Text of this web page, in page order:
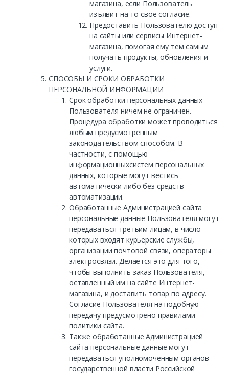
магазина, если Пользователь
изъявит на то своё согласие.
Предоставить Пользователю доступ
на сайты или сервисы Интернет-
магазина, помогая ему тем самым
получать продукты, обновления и
услуги.
СПОСОБЫ И СРОКИ ОБРАБОТКИ
ПЕРСОНАЛЬНОЙ ИНФОРМАЦИИ
Срок обработки персональных данных
Пользователя ничем не ограничен.
Процедура обработки может проводиться
любым предусмотренным
законодательством способом. В
частности, с помощью
информационныхсистем персональных
данных, которые могут вестись
автоматически либо без средств
автоматизации.
Обработанные Администрацией сайта
персональные данные Пользователя могут
передаваться третьим лицам, в число
которых входят курьерские службы,
организации почтовой связи, операторы
электросвязи. Делается это для того,
чтобы выполнить заказ Пользователя,
оставленный им на сайте Интернет-
магазина, и доставить товар по адресу.
Согласие Пользователя на подобную
передачу предусмотрено правилами
политики сайта.
Также обработанные Администрацией
сайта персональные данные могут
передаваться уполномоченным органов
государственной власти Российской